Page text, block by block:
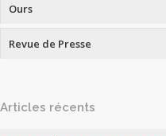
Ours
Revue de Presse
Articles récents